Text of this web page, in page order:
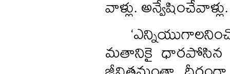
వాళ్లు.
మతానికై ధారపోసిన